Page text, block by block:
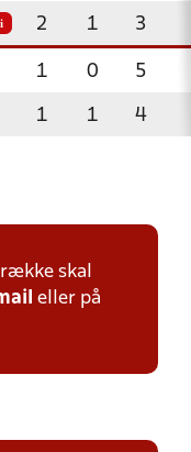
i 2 1 3
1 0 5
1 1 4
skal
eller på